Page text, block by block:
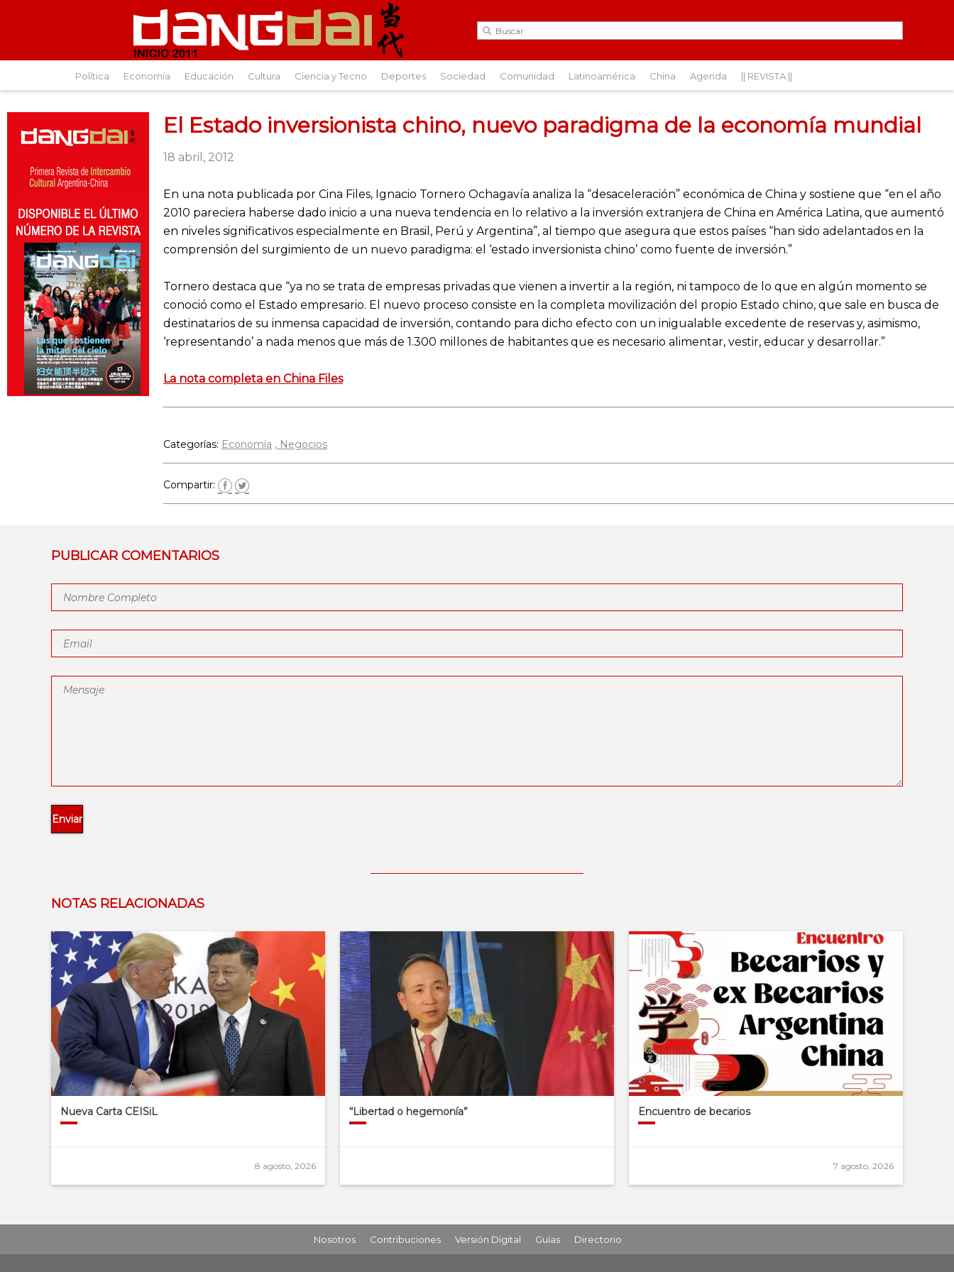
Política Economía Educación Cultura Ciencia y Tecno Deportes Sociedad Comunidad Latinoamérica China Agenda || REVISTA ||
El Estado inversionista chino, nuevo paradigma de la economía mundial
18 abril, 2012
En una nota publicada por Cina Files, Ignacio Tornero Ochagavía analiza la “desaceleración” económica de China y sostiene que “en el año
2010 pareciera haberse dado inicio a una nueva tendencia en lo relativo a la inversión extranjera de China en América Latina, que aumentó
en niveles significativos especialmente en Brasil, Perú y Argentina”, al tiempo que asegura que estos países “han sido adelantados en la
comprensión del surgimiento de un nuevo paradigma: el ‘estado inversionista chino’ como fuente de inversión.”
Tornero destaca que “ya no se trata de empresas privadas que vienen a invertir a la región, ni tampoco de lo que en algún momento se
conoció como el Estado empresario. El nuevo proceso consiste en la completa movilización del propio Estado chino, que sale en busca de
destinatarios de su inmensa capacidad de inversión, contando para dicho efecto con un inigualable excedente de reservas y, asimismo,
‘representando’ a nada menos que más de 1.300 millones de habitantes que es necesario alimentar, vestir, educar y desarrollar.”
La nota completa en China Files
Categorías: Economía Negocios
Compartir:
PUBLICAR COMENTARIOS
NOTAS RELACIONADAS
Nueva Carta CEISiL
8 agosto, 2026
“Libertad o hegemonía” Encuentro de becarios
7 agosto, 2026
Nosotros Contribuciones Versión Digital Guías Directorio